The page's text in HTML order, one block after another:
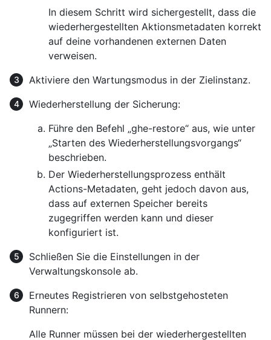
In diesem Schritt wird sichergestellt, dass die
wiederhergestellten Aktionsmetadaten korrekt
auf deine vorhandenen externen Daten
verweisen.
Aktiviere den Wartungsmodus in der Zielinstanz.
Wiederherstellung der Sicherung:
Führe den Befehl „ghe-restore“ aus, wie unter
„Starten des Wiederherstellungsvorgangs“
beschrieben.
Der Wiederherstellungsprozess enthält
Actions-Metadaten, geht jedoch davon aus,
dass auf externen Speicher bereits
zugegriffen werden kann und dieser
konfiguriert ist.
Schließen Sie die Einstellungen in der
Verwaltungskonsole ab.
Erneutes Registrieren von selbstgehosteten
Runnern:
Alle Runner müssen bei der wiederhergestellten